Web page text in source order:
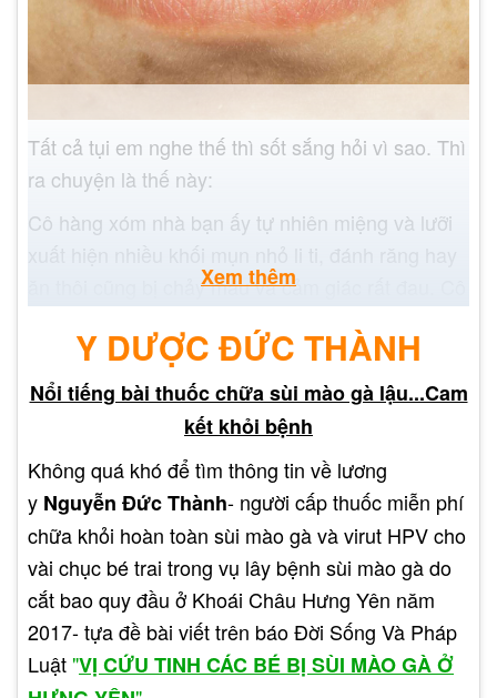
Tất cả tụi em nghe thế thì sốt sắng hỏi vì sao. Thì
ra chuyện là thế này:
Cô hàng xóm nhà bạn ấy tự nhiên miệng và lưỡi
ăn thôi cũng bị chảy máu và cảm giác rất đau. Cô
thuốc tự mua thuốc về bôi và uống nhưng mãi mà
các vết mụn ấy vẫn không khỏi mà càng ngày lại
càng mọc nhiều hơn trông rất đáng sợ. Cô ấy kể,
hôm nào đi làm cũng phải bịt khẩu trang kín mít,
đến công ty cứ lủi thủi một mình, chẳng muốn bắt
chuyện với ai cả.
Xem thêm
Y DƯỢC ĐỨC THÀNH
Nổi tiếng bài thuốc chữa sùi mào gà lậu...Cam
kết khỏi bệnh
Không quá khó để tìm thông tin về lương
y Nguyễn Đức Thành- người cấp thuốc miễn phí
chữa khỏi hoàn toàn sùi mào gà và virut HPV cho
vài chục bé trai trong vụ lây bệnh sùi mào gà do
cắt bao quy đầu ở Khoái Châu Hưng Yên năm
2017- tựa đề bài viết trên báo Đời Sống Và Pháp
Luật "VỊ CỨU TINH CÁC BÉ BỊ SÙI MÀO GÀ Ở